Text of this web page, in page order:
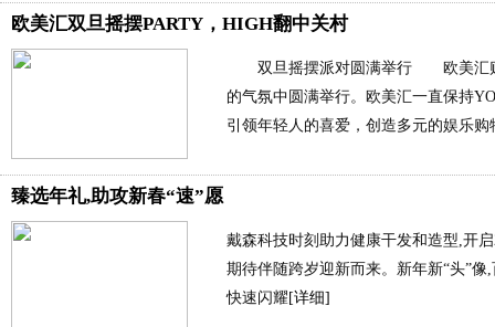
欧美汇双旦摇摆PARTY，HIGH翻中关村
双旦摇摆派对圆满举行 欧美汇购
的气氛中圆满举行。欧美汇一直保持
引领年轻人的喜爱，创造多元的娱乐购
臻选年礼,助攻新春“速”愿
戴森科技时刻助力健康干发和造型,开
期待伴随跨岁迎新而来。新年新“头”
快速闪耀 [详细]